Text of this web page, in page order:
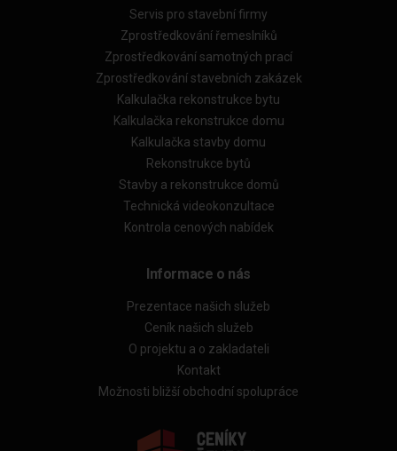
Servis pro stavební firmy
Zprostředkování řemeslníků
Zprostředkování samotných prací
Zprostředkování stavebních zakázek
Kalkulačka rekonstrukce bytu
Kalkulačka rekonstrukce domu
Kalkulačka stavby domu
Rekonstrukce bytů
Stavby a rekonstrukce domů
Technická videokonzultace
Kontrola cenových nabídek
Informace o nás
Prezentace našich služeb
Ceník našich služeb
O projektu a o zakladateli
Kontakt
Možnosti bližší obchodní spolupráce